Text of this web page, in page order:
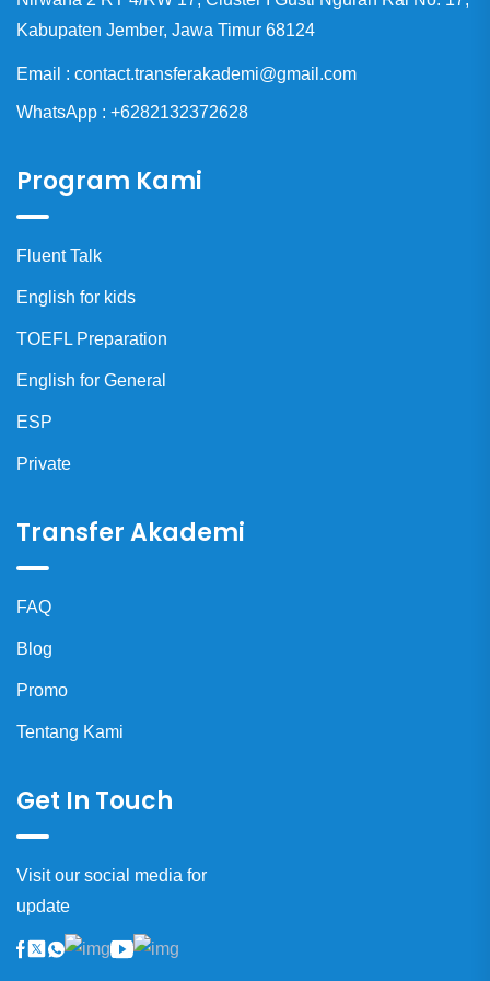
Kabupaten Jember, Jawa Timur 68124
Email : contact.transferakademi@gmail.com
WhatsApp : +6282132372628
Program Kami
Fluent Talk
English for kids
TOEFL Preparation
English for General
ESP
Private
Transfer Akademi
FAQ
Blog
Promo
Tentang Kami
Get In Touch
Visit our social media for
update